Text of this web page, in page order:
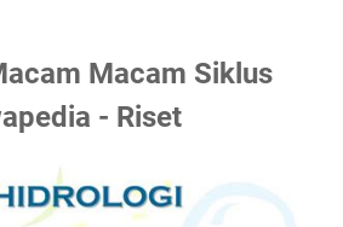
Macam Siklus
- Riset